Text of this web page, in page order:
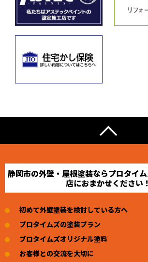
静岡市の外壁・屋根塗装ならプロタイ
店におまかせください！
初めて外壁塗装を検討している方へ
プロタイムズの塗装プラン
プロタイムズオリジナル塗料
お客様との交流を大切に